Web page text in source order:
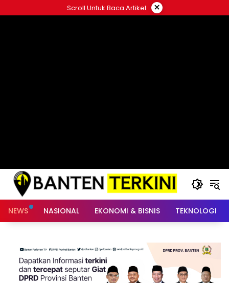
ke
Scroll Untuk Baca Artikel ×
NEWS NASIONAL EKONOMI & BISNIS TEKNOLOGI